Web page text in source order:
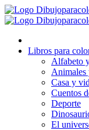
Ir
al
Libros para
Alfabeto
Animales
Casa y
Cuentos
Deporte
El